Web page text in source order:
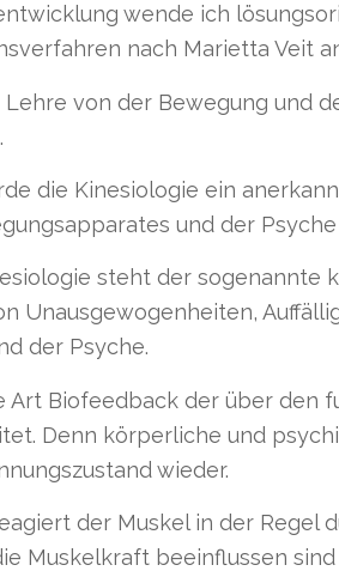
wende ich
nach Marietta Veit
von der Bewegung und
die Kinesiologie ein
und der
steht der sogenannte
Unausgewogenheiten,
der Psyche.
Art Biofeedback der über den
Denn körperliche und
wieder.
der Muskel in der Regel
Muskelkraft beeinflussen